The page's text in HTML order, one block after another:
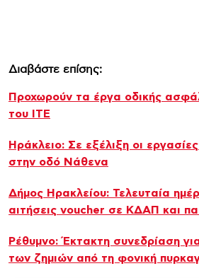
Διαβάστε επίσης:
Προχωρούν τα έργα οδικής
του ΙΤΕ
Ηράκλειο: Σε εξέλιξη οι
στην οδό Νάθενα
Δήμος Ηρακλείου: Τελευταία
αιτήσεις voucher σε ΚΔΑΠ και
Ρέθυμνο: Έκτακτη συνεδρίαση
των ζημιών από τη φονική